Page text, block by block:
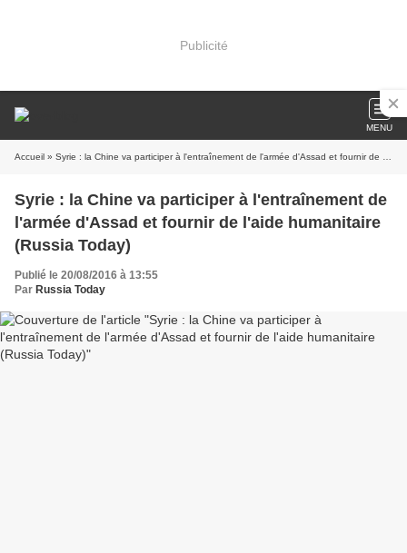
Publicité
MENU
Accueil » Syrie : la Chine va participer à l'entraînement de l'armée d'Assad et fournir de l'aide humanitaire (Russia Today)
Syrie : la Chine va participer à l'entraînement de
l'armée d'Assad et fournir de l'aide humanitaire
(Russia Today)
Publié le 20/08/2016 à 13:55
Par Russia Today